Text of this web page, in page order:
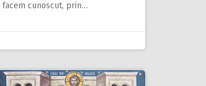
facem cunoscut, prin…